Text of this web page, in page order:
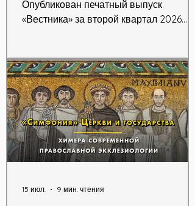
Опубликован печатный выпуск
«Вестника» за второй квартал 2026
15 июл. 9 мин. чтения